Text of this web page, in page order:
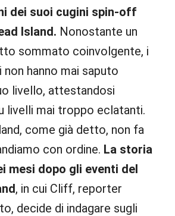
dei suoi cugini spin-off
Island. Nonostante un
sommato coinvolgente, i
hanno mai saputo
livello, attestandosi
livelli mai troppo eclatanti.
come già detto, non fa
con ordine. La storia
mesi dopo gli eventi del
, in cui Cliff, reporter
decide di indagare sugli